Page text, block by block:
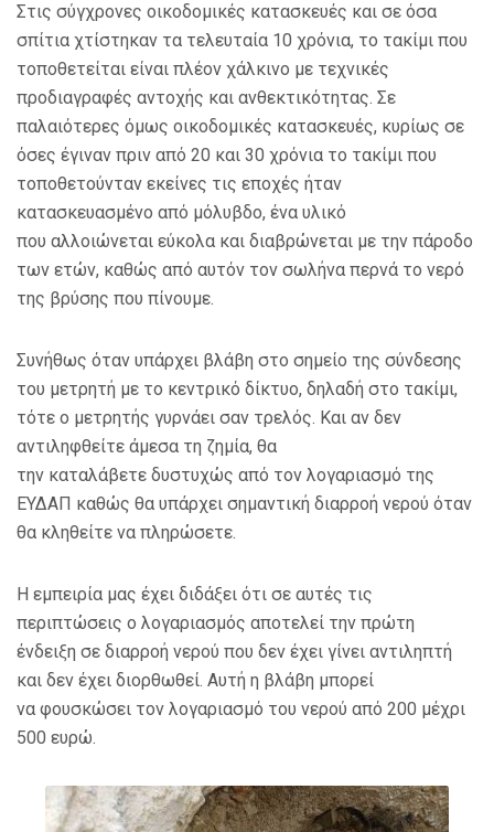
Στις σύγχρονες οικοδομικές κατασκευές και σε όσα
σπίτια χτίστηκαν τα τελευταία 10 χρόνια, το τακίμι που
τοποθετείται είναι πλέον χάλκινο με τεχνικές
προδιαγραφές αντοχής και ανθεκτικότητας. Σε
παλαιότερες όμως οικοδομικές κατασκευές, κυρίως σε
όσες έγιναν πριν από 20 και 30 χρόνια το τακίμι που
τοποθετούνταν εκείνες τις εποχές ήταν
κατασκευασμένο από μόλυβδο, ένα υλικό
που αλλοιώνεται εύκολα και διαβρώνεται με την πάροδο
των ετών, καθώς από αυτόν τον σωλήνα περνά το νερό
της βρύσης που πίνουμε.
Συνήθως όταν υπάρχει βλάβη στο σημείο της σύνδεσης
του μετρητή με το κεντρικό δίκτυο, δηλαδή στο τακίμι,
τότε ο μετρητής γυρνάει σαν τρελός. Και αν δεν
αντιληφθείτε άμεσα τη ζημία, θα
την καταλάβετε δυστυχώς από τον λογαριασμό της
ΕΥΔΑΠ καθώς θα υπάρχει σημαντική διαρροή νερού όταν
θα κληθείτε να πληρώσετε.
Η εμπειρία μας έχει διδάξει ότι σε αυτές τις
περιπτώσεις ο λογαριασμός αποτελεί την πρώτη
ένδειξη σε διαρροή νερού που δεν έχει γίνει αντιληπτή
και δεν έχει διορθωθεί. Αυτή η βλάβη μπορεί
να φουσκώσει τον λογαριασμό του νερού από 200 μέχρι
500 ευρώ.